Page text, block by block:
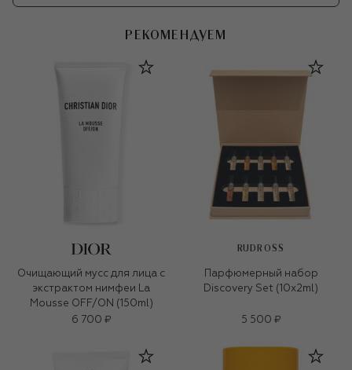
РЕКОМЕНДУЕМ
Очищающий мусс для лица с
экстрактом нимфеи La
Mousse OFF/ON (150ml)
6 700 ₽
RUDROSS
Парфюмерный набор
Discovery Set (10x2ml)
5 500 ₽